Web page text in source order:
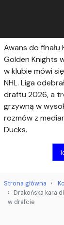
Awans do finału
Golden Knights
w klubie mówi
NHL. Liga
draftu 2026, a
grzywną w
rozmów z
Ducks.
Strona główna
Drakońska kara
w drafcie